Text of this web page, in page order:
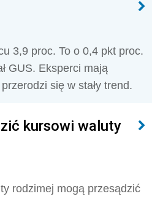
3,9 proc. To o 0,4 pkt proc.
GUS. Eksperci mają
się w stały trend.
kursowi waluty
rodzimej mogą przesądzić